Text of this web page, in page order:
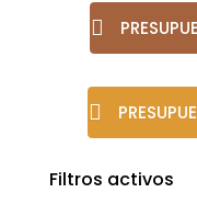
Filtros activos